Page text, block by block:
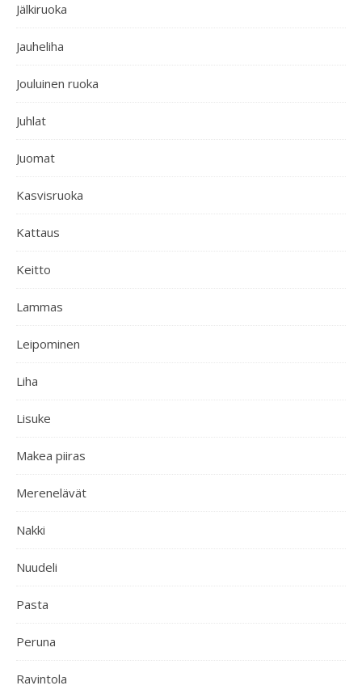
Jälkiruoka
Jauheliha
Jouluinen ruoka
Juhlat
Juomat
Kasvisruoka
Kattaus
Keitto
Lammas
Leipominen
Liha
Lisuke
Makea piiras
Merenelävät
Nakki
Nuudeli
Pasta
Peruna
Ravintola